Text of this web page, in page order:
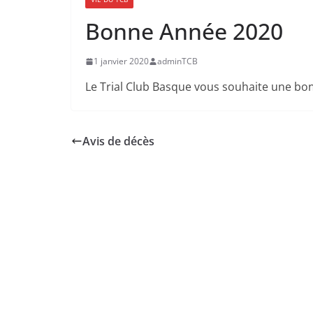
Bonne Année 2020
1 janvier 2020 adminTCB
Le Trial Club Basque vous souhaite une
Avis de décès